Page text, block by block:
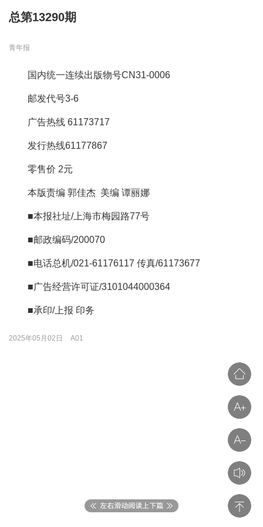
总第13290期
青年报
国内统一连续出版物号CN31-0006
邮发代号3-6
广告热线 61173717
发行热线61177867
零售价 2元
本版责编 郭佳杰 美编 谭丽娜
■本报社址/上海市梅园路77号
■邮政编码/200070
■电话总机/021-61176117 传真/61173677
■广告经营许可证/3101044000364
■承印/上报 印务
2025年05月02日 A01